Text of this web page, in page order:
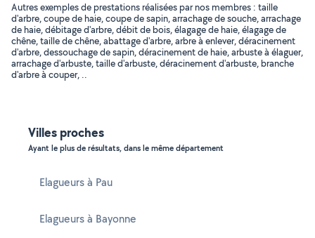
Autres exemples de prestations réalisées par nos membres : taille
d'arbre, coupe de haie, coupe de sapin, arrachage de souche, arrachage
de haie, débitage d'arbre, débit de bois, élagage de haie, élagage de
chêne, taille de chêne, abattage d'arbre, arbre à enlever, déracinement
d'arbre, dessouchage de sapin, déracinement de haie, arbuste à élaguer,
arrachage d'arbuste, taille d'arbuste, déracinement d'arbuste, branche
d'arbre à couper, ..
Villes proches
Ayant le plus de résultats, dans le même département
Elagueurs à Pau
Elagueurs à Bayonne